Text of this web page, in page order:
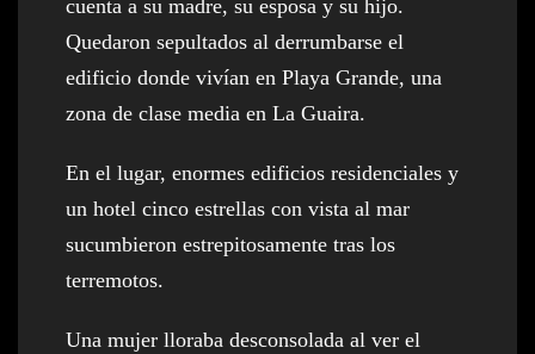
cuenta a su madre, su esposa y su hijo.
Quedaron sepultados al derrumbarse el
edificio donde vivían en Playa Grande, una
zona de clase media en La Guaira.
En el lugar, enormes edificios residenciales y
un hotel cinco estrellas con vista al mar
sucumbieron estrepitosamente tras los
terremotos.
Una mujer lloraba desconsolada al ver el